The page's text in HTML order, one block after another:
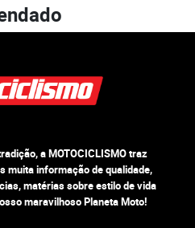
a MOTOCICLISMO traz
muita informação de qualidade,
matérias sobre estilo de vida
maravilhoso Planeta Moto!